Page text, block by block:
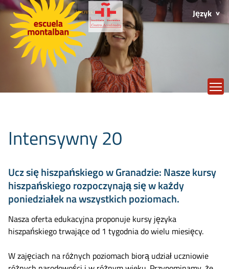
Język
Intensywny 20
Ucz się hiszpańskiego w Granadzie: Nasze kursy
hiszpańskiego rozpoczynają się w każdy
poniedziałek na wszystkich poziomach.
Nasza oferta edukacyjna proponuje kursy języka
hiszpańskiego trwające od 1 tygodnia do wielu miesięcy.
W zajęciach na różnych poziomach biorą udział uczniowie